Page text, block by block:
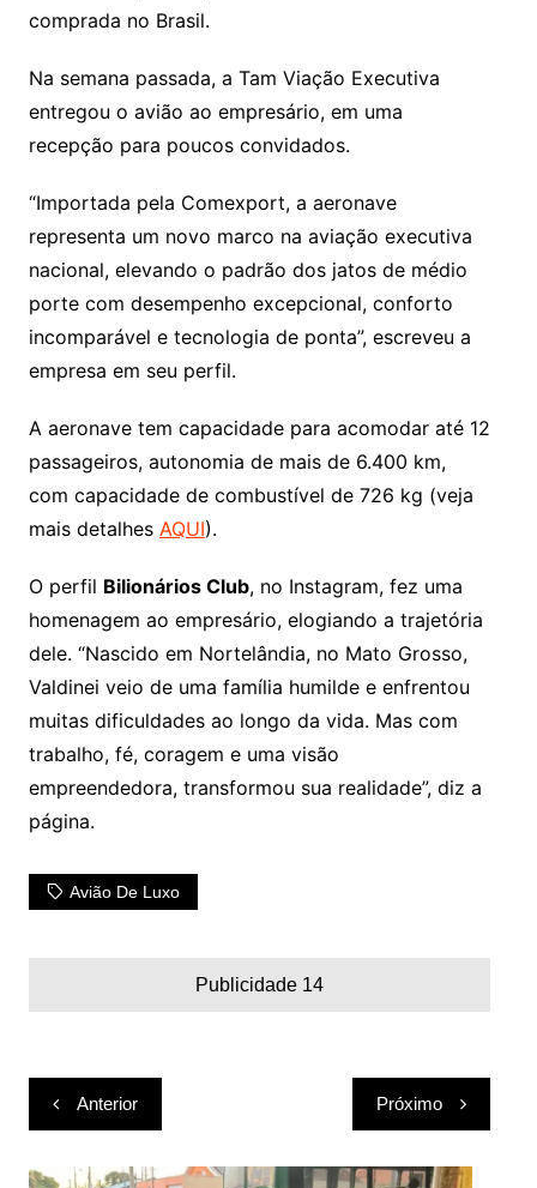
comprada no Brasil.
Na semana passada, a Tam Viação Executiva
entregou o avião ao empresário, em uma
recepção para poucos convidados.
“Importada pela Comexport, a aeronave
representa um novo marco na aviação executiva
nacional, elevando o padrão dos jatos de médio
porte com desempenho excepcional, conforto
incomparável e tecnologia de ponta”, escreveu a
empresa em seu perfil.
A aeronave tem capacidade para acomodar até 12
passageiros, autonomia de mais de 6.400 km,
com capacidade de combustível de 726 kg (veja
mais detalhes AQUI).
O perfil Bilionários Club, no Instagram, fez uma
homenagem ao empresário, elogiando a trajetória
dele. “Nascido em Nortelândia, no Mato Grosso,
Valdinei veio de uma família humilde e enfrentou
muitas dificuldades ao longo da vida. Mas com
trabalho, fé, coragem e uma visão
empreendedora, transformou sua realidade”, diz a
página.
Avião De Luxo
Publicidade 14
Navegação
de
Post
Anterior Próximo